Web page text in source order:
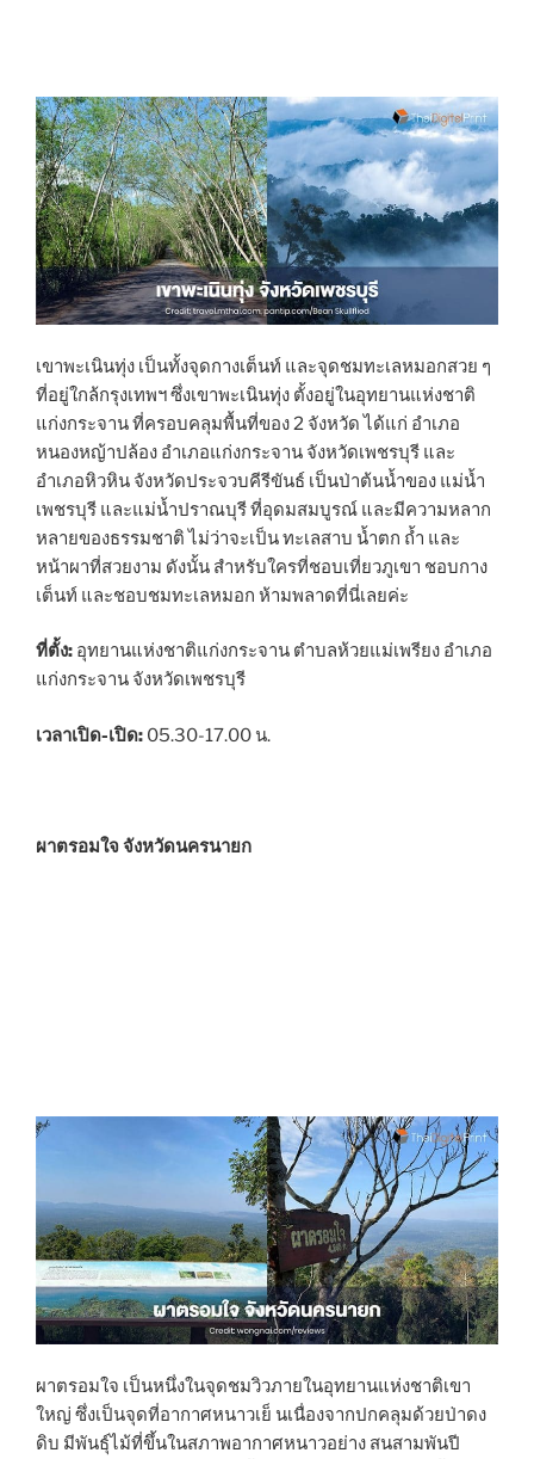
เขาพะเนินทุ่ง เป็นทั้งจุดกางเต็นท์ และจุดชมทะเลหมอกสวย ๆ
ที่อยู่ใกล้กรุงเทพฯ ซึ่งเขาพะเนินทุ่ง ตั้งอยู่ในอุทยานแห่งชาติ
แก่งกระจาน ที่ครอบคลุมพื้นที่ของ 2 จังหวัด ได้แก่ อำเภอ
หนองหญ้าปล้อง อำเภอแก่งกระจาน จังหวัดเพชรบุรี และ
อำเภอหิวหิน จังหวัดประจวบคีรีขันธ์ เป็นป่าต้นน้ำของ แม่น้ำ
เพชรบุรี และแม่น้ำปราณบุรี ที่อุดมสมบูรณ์ และมีความหลาก
หลายของธรรมชาติ ไม่ว่าจะเป็น ทะเลสาบ น้ำตก ถ้ำ และ
หน้าผาที่สวยงาม ดังนั้น สำหรับใครที่ชอบเที่ยวภูเขา ชอบกาง
เต็นท์ และชอบชมทะเลหมอก ห้ามพลาดที่นี่เลยค่ะ
ที่ตั้ง: อุทยานแห่งชาติแก่งกระจาน ตำบลห้วยแม่เพรียง อำเภอ
แก่งกระจาน จังหวัดเพชรบุรี
เวลาเปิด-เปิด: 05.30-17.00 น.
ผาตรอมใจ จังหวัดนครนายก
ผาตรอมใจ เป็นหนึ่งในจุดชมวิวภายในอุทยานแห่งชาติเขา
ใหญ่ ซึ่งเป็นจุดที่อากาศหนาวเย็ นเนื่องจากปกคลุมด้วยป่าดง
ดิบ มีพันธุ์ไม้ที่ขึ้นในสภาพอากาศหนาวอย่าง สนสามพันปี